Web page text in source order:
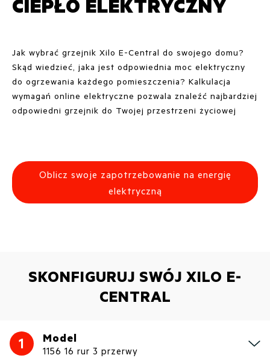
CIEPŁO ELEKTRYCZNY
Jak wybrać grzejnik Xilo E-Central do swojego domu?
Skąd wiedzieć, jaka jest odpowiednia moc elektryczny
do ogrzewania każdego pomieszczenia? Kalkulacja
wymagań online elektryczne pozwala znaleźć najbardziej
odpowiedni grzejnik do Twojej przestrzeni życiowej
Oblicz swoje zapotrzebowanie na energię
elektryczną
SKONFIGURUJ SWÓJ XILO E-
CENTRAL
1 Model
1156 16 rur 3 przerwy